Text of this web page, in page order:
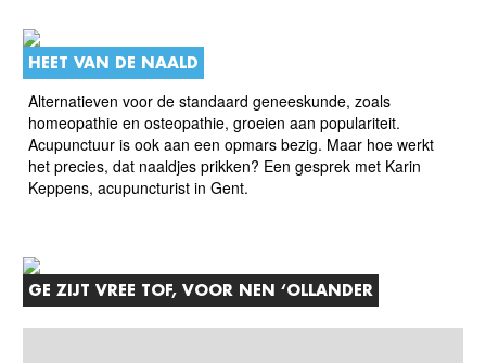
HEET VAN DE NAALD
Alternatieven voor de standaard geneeskunde, zoals
homeopathie en osteopathie, groeien aan populariteit.
Acupunctuur is ook aan een opmars bezig. Maar hoe werkt
het precies, dat naaldjes prikken? Een gesprek met Karin
Keppens, acupuncturist in Gent.
GE ZIJT VREE TOF, VOOR NEN ‘OLLANDER